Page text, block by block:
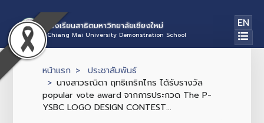
โรงเรียนสาธิตมหาวิทยาลัยเชียงใหม่
Chiang Mai University Demonstration School
EN
หน้าแรก
ประชาสัมพันธ์
นางสาวรณิดา ฤทธิเกริกไกร ได้รับรางวัล
popular vote award จากการประกวด The P-
YSBC LOGO DESIGN CONTEST...